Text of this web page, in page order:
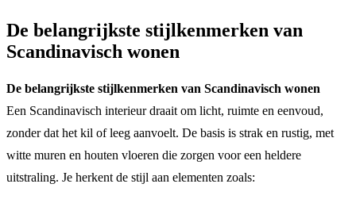
De belangrijkste stijlkenmerken van
Scandinavisch wonen
De belangrijkste stijlkenmerken van Scandinavisch wonen
Een Scandinavisch interieur draait om licht, ruimte en eenvoud,
zonder dat het kil of leeg aanvoelt. De basis is strak en rustig, met
witte muren en houten vloeren die zorgen voor een heldere
uitstraling. Je herkent de stijl aan elementen zoals: